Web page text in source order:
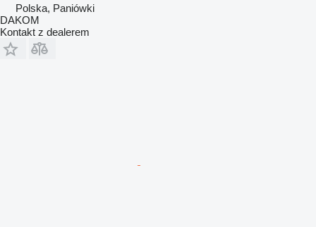
Polska, Paniówki
DAKOM
Kontakt z dealerem